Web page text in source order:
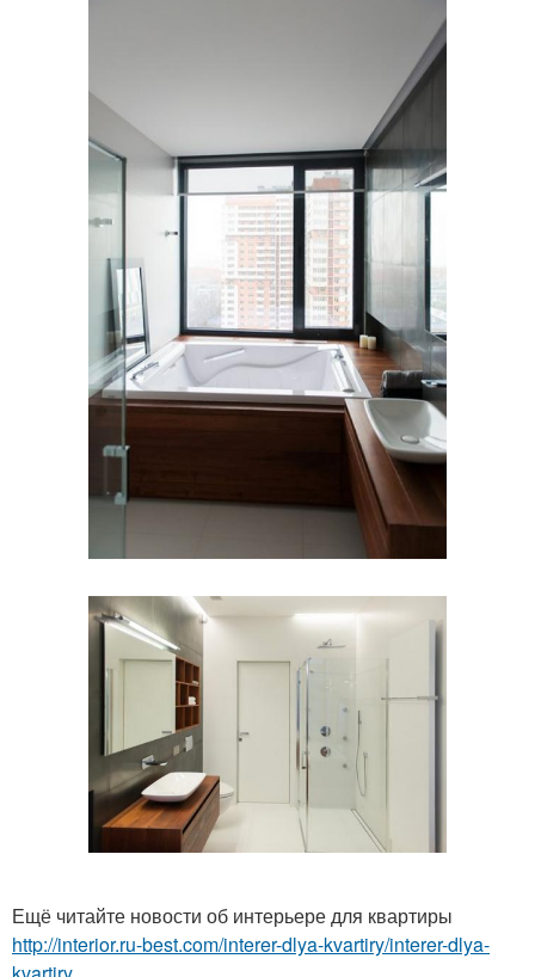
Ещё читайте новости об интерьере для квартиры
http://interior.ru-best.com/interer-dlya-kvartiry/interer-dlya-